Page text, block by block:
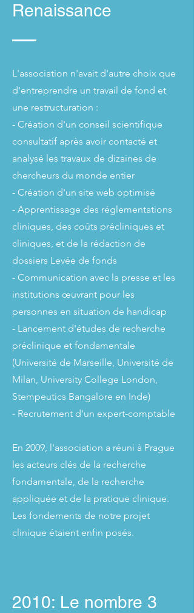
Renaissance
L'association n'avait d'autre choix que
d'entreprendre un travail de fond et
une restructuration :
- Création d'un conseil scientifique
consultatif après avoir contacté et
analysé les travaux de dizaines de
chercheurs du monde entier
- Création d'un site web optimisé
- Apprentissage des réglementations
cliniques, des coûts précliniques et
cliniques, et de la rédaction de
dossiers Levée de fonds
- Communication avec la presse et les
institutions œuvrant pour les
personnes en situation de handicap
- Lancement d'études de recherche
préclinique et fondamentale
(Université de Marseille, Université de
Milan, University College London,
Stempeutics Bangalore en Inde)
- Recrutement d'un expert-comptable
En 2009, l'association a réuni à Prague
les acteurs clés de la recherche
fondamentale, de la recherche
appliquée et de la pratique clinique.
Les fondements de notre projet
clinique étaient enfin posés.
2010: Le nombre 3